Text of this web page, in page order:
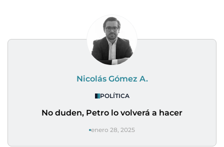
Nicolás Gómez A.
POLÍTICA
No duden, Petro lo volverá a hacer
enero 28, 2025